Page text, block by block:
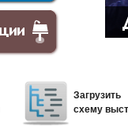
Загрузить
схему